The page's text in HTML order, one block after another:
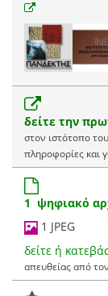
δείτε την
στον ιστότοπο
πληροφορίες και
1 ψηφιακό
1 JPEG
δείτε ή
απευθείας από